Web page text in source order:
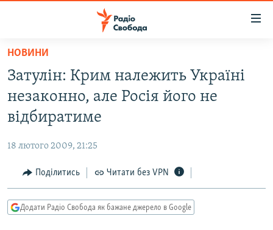
Перейти
основного
матеріалу
Перейти
до
основної
Перейти
до
пошуку
ВСЕ ЗА ДОБУ
СТАТТІ
СУСПІЛЬСТВО
РОСІЙСЬКА «ФІЛЬТРАЦІЯ»
ДОНБАС.РЕАЛІЇ
ТИ ЯК?
НОВИНИ
Затулін: Крим належить Україні
незаконно, але Росія його не
відбиратиме
18 лютого 2009, 21:25
Поділитись Читати без VPN
Додати Радіо Свобода як бажане джерело в Google